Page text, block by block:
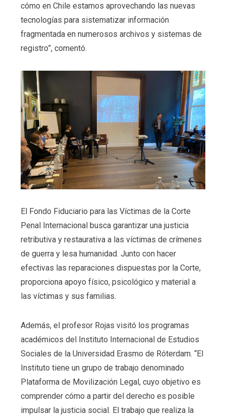
cómo en Chile estamos aprovechando las nuevas
tecnologías para sistematizar información
fragmentada en numerosos archivos y sistemas de
registro”, comentó.
El Fondo Fiduciario para las Víctimas de la Corte
Penal Internacional busca garantizar una justicia
retributiva y restaurativa a las víctimas de crímenes
de guerra y lesa humanidad. Junto con hacer
efectivas las reparaciones dispuestas por la Corte,
proporciona apoyo físico, psicológico y material a
las víctimas y sus familias.
Además, el profesor Rojas visitó los programas
académicos del Instituto Internacional de Estudios
Sociales de la Universidad Erasmo de Róterdam. “El
Instituto tiene un grupo de trabajo denominado
Plataforma de Movilización Legal, cuyo objetivo es
comprender cómo a partir del derecho es posible
impulsar la justicia social. El trabajo que realiza la